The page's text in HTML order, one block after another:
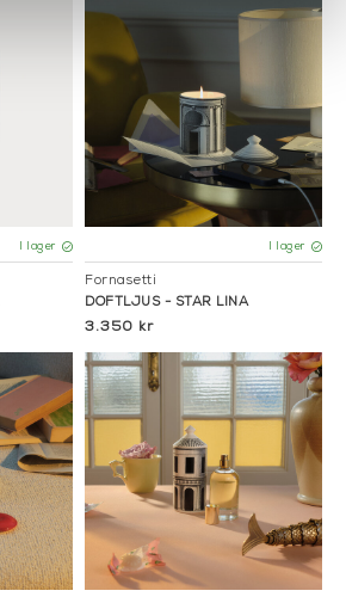
I lager I lager
Fornasetti
DOFTLJUS - STAR LINA
3.350 kr